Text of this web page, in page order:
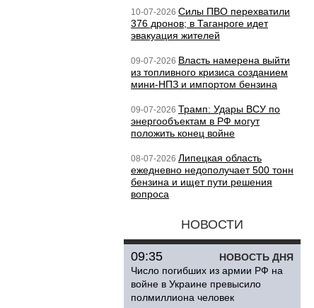
10-07-2026 Силы ПВО перехватили
376 дронов; в Таганроге идет
эвакуация жителей
09-07-2026 Власть намерена выйти
из топливного кризиса созданием
мини-НПЗ и импортом бензина
09-07-2026 Трамп: Удары ВСУ по
энергообъектам в РФ могут
положить конец войне
08-07-2026 Липецкая область
ежедневно недополучает 500 тонн
бензина и ищет пути решения
вопроса
НОВОСТИ
НОВОСТЬ ДНЯ
09:35
Число погибших из армии РФ на
войне в Украине превысило
полмиллиона человек